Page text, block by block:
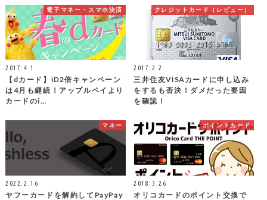
電子マネー・スマホ決済
2017.4.1
【dカード】iD2倍キャンペーン
は4月も継続！アップルペイより
カードのi…
クレジットカード（レビュー）
2017.2.2
三井住友VISAカードに申し込み
をするも否決！ダメだった要因
を確認！
マネー
2022.2.16
ヤフーカードを解約してPayPay
ポイントカード
2018.3.26
オリコカードのポイント交換で